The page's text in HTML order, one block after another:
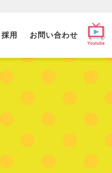
採用 お問い合わせ